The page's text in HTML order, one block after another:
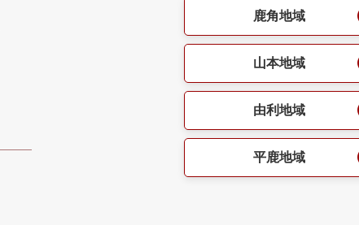
鹿角地域
山本地域
由利地域
平鹿地域